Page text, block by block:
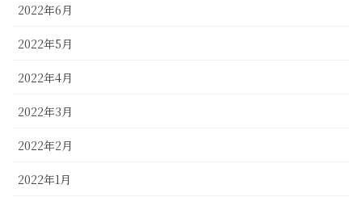
2022年6月
2022年5月
2022年4月
2022年3月
2022年2月
2022年1月